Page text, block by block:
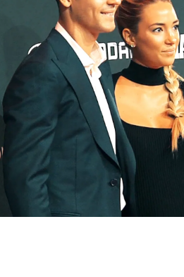
difícil para Morata,
en quirófano."Para mí
planteas un poco todo",
mucho más y no hay que
es muy corta.
su intervención en el
Morata famosos